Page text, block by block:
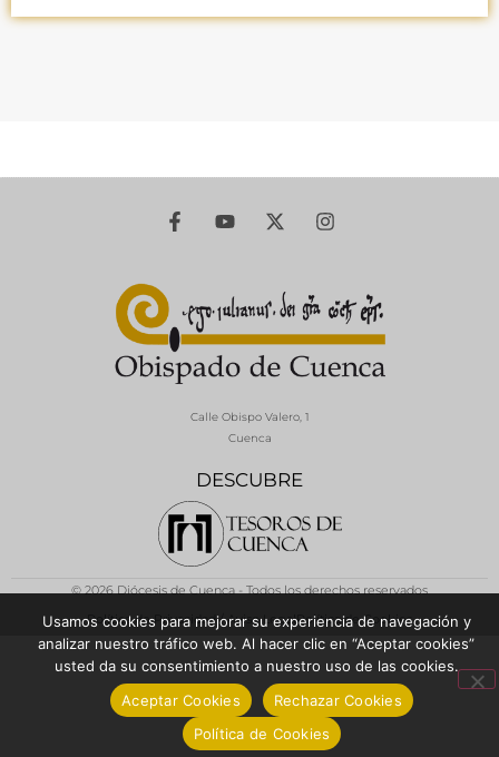
DESCUBRE
Calle Obispo Valero, 1
Cuenca
© 2026 Diócesis de Cuenca - Todos los derechos reservados
Política de Privacidad / Aviso LegalPolítica de Cookies
Usamos cookies para mejorar su experiencia de navegación y
analizar nuestro tráfico web. Al hacer clic en “Aceptar cookies”
usted da su consentimiento a nuestro uso de las cookies.
Aceptar Cookies
Rechazar Cookies
Política de Cookies